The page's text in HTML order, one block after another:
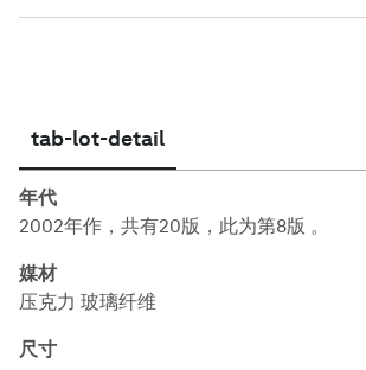
tab-lot-detail
年代
2002年作，共有20版，此为第8版 。
媒材
压克力 玻璃纤维
尺寸